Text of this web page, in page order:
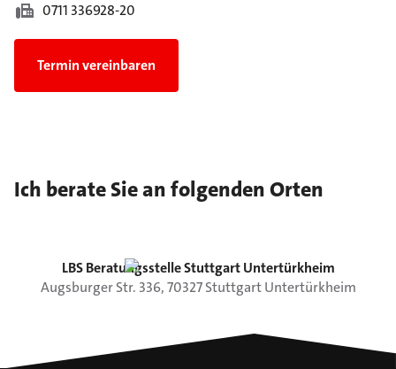
0711 336928-20
Termin vereinbaren
Ich berate Sie an folgenden Orten
LBS Beratungsstelle Stuttgart Untertürkheim
Augsburger Str. 336,70327 Stuttgart Untertürkheim